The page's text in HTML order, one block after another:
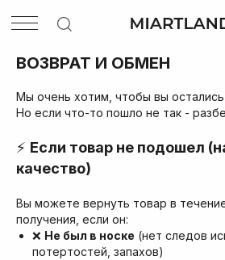
ВОЗВРАТ И ОБМЕН
Мы очень хотим, чтобы вы
Но если что-то пошло не так -
⚡ Если товар не подошел
качество)
Вы можете вернуть товар в
получения, если он:
❌ Не был в носке (нет следов
потертостей, запахов)